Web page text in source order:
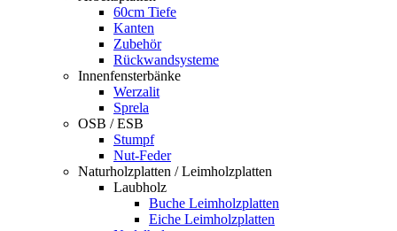
60cm Tiefe
Kanten
Zubehör
Rückwandsysteme
Innenfensterbänke
Werzalit
Sprela
OSB / ESB
Stumpf
Nut-Feder
Naturholzplatten / Leimholzplatten
Laubholz
Buche Leimholzplatten
Eiche Leimholzplatten